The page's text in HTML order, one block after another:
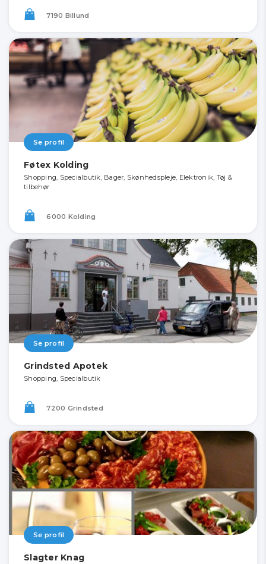
7190 Billund
Se profil
Føtex Kolding
Shopping, Specialbutik, Bager, Skønhedspleje, Elektronik, Tøj &
tilbehør
6000 Kolding
Se profil
Grindsted Apotek
Shopping, Specialbutik
7200 Grindsted
Se profil
Slagter Knag